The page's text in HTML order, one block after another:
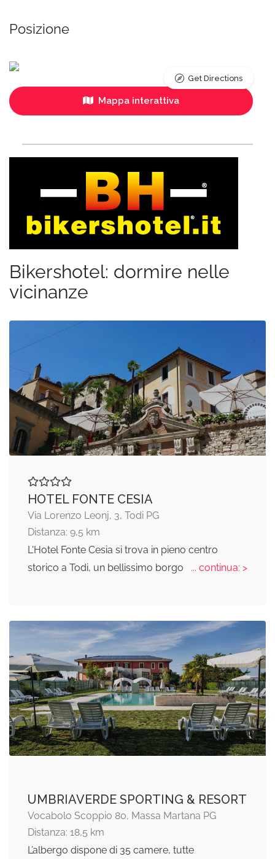
Posizione
Mappa interattiva
Get Directions
Bikershotel: dormire nelle
vicinanze
HOTEL FONTE CESIA
Via Lorenzo Leonj, 3, Todi PG
Distanza: 9,5 km
L'Hotel Fonte Cesia si trova in pieno centro
storico a Todi, un bellissimo borgo
... continua: >
UMBRIAVERDE SPORTING & RESORT
Vocabolo Scoppio 80, Massa Martana PG
Distanza: 18,5 km
L’albergo dispone di 35 camere, tutte